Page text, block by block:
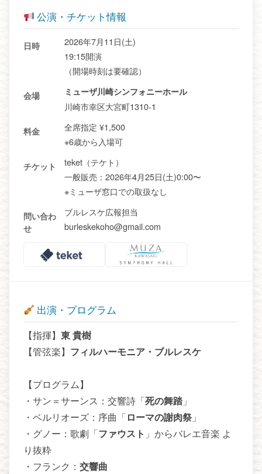
公演・チケット情報
日時
2026年7月11日(土)
19:15開演
（開場時刻は要確認）
会場 ミューザ川崎シンフォニーホール
川崎市幸区大宮町1310-1
料金
全席指定 ¥1,500
※6歳から入場可
チケット
teket（テケト）
一般販売：2026年4月25日(土)0:00〜
※ミューザ窓口での取扱なし
問い合わ
せ
ブルレスケ広報担当
burleskekoho@gmail.com
出演・プログラム
【指揮】 東 貴樹
【管弦楽】 フィルハーモニア・ブルレスケ
【プログラム】
・サン＝サーンス：交響詩「死の舞踏」
・ベルリオーズ：序曲「ローマの謝肉祭 」
・グノー：歌劇「ファウスト 」からバレエ音楽 よ
り抜粋
・フランク： 交響曲